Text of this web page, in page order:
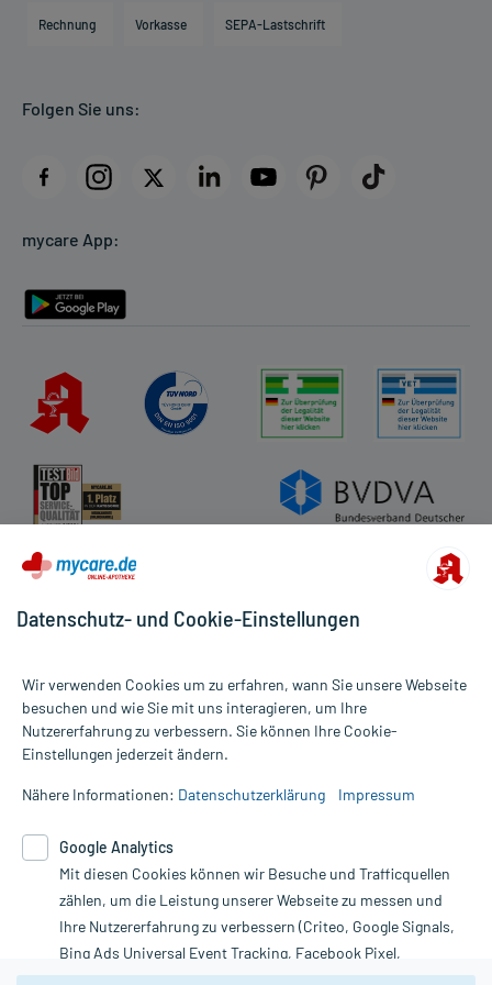
Direktabrechnung PKV
AGB
Datenschutz
Rückgabe/Widerruf
Rechnung Vorkasse SEPA-Lastschrift
Folgen Sie uns:
mycare App:
Alle Preise gelten inkl. MwSt., ggf. zzgl. Versandkosten
Informationen auf dieser Website werden ausschließlich für
die Untersuchung und Behandlung durch einen Arzt. Bitte
Therapien eingeleitet werden können. | Diese Webseite benutzt
Google Analytics. Lesen Sie bitte dazu die wichtigen Hinweise in
unserer Datenschutzerklärung. Für den Widerruf einer Bestellung
nutzen Sie das Formular:
Vertrag widerrufen
Datenschutz- und Cookie-Einstellungen
Wir verwenden Cookies um zu erfahren, wann Sie unsere Webseite
besuchen und wie Sie mit uns interagieren, um Ihre
Nutzererfahrung zu verbessern. Sie können Ihre Cookie-
Einstellungen jederzeit ändern.
Nähere Informationen: Datenschutzerklärung Impressum
Google Analytics
Mit diesen Cookies können wir Besuche und Trafficquellen
zählen, um die Leistung unserer Webseite zu messen und
Ihre Nutzererfahrung zu verbessern (Criteo, Google Signals,
Bing Ads Universal Event Tracking, Facebook Pixel,
Youtube-Social Plugin).